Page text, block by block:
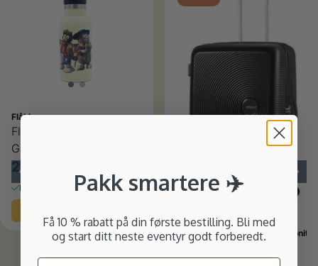
Flåklypa
Flåklypa drikkeflaske
Gul, Ludvig & Solan -
350 ml
299,-
På lager
Karakter: 5.0 av
American Tourister by Samsonite
Koffert utvidbar 71-81L
Pakk smartere ✈️
Få 10 % rabatt på din første bestilling. Bli med
og start ditt neste eventyr godt forberedt.